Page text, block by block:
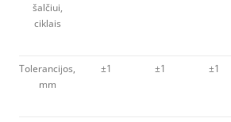
šalčiui,
ciklais
Tolerancijos,
mm
±1 ±1 ±1